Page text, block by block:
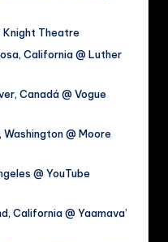
Knight Theatre
California @ Luther
Canadá @ Vogue
@ Moore
@ YouTube
California @ Yaamava’